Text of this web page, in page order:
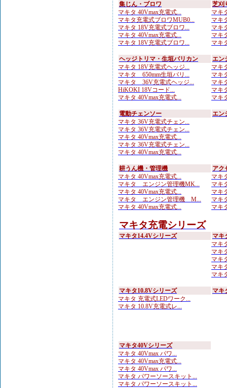
集じん・ブロワ
マキタ 40Vmax充電式...
マキタ充電式ブロワMUB0...
マキタ 18V充電式ブロワ...
マキタ 40Vmax充電式...
マキタ 18V充電式ブロワ...
芝刈
マキ
マキ
マキ
マキ
マキ
ヘッジトリマ・生垣バリカン
マキタ 18V充電式ヘッジ...
マキタ 650mm生垣バリ...
マキタ 36V充電式ヘッジ...
HiKOKI 18Vコード...
マキタ 40Vmax充電式...
エン
マキ
マキ
マキ
マキ
マキ
電動チェンソー
マキタ 36V充電式チェン...
マキタ 36V充電式チェン...
マキタ 40Vmax充電式...
マキタ 36V充電式チェン...
マキタ 40Vmax充電式...
エン
耕うん機・管理機
マキタ 40Vmax充電式...
マキタ エンジン管理機MK...
マキタ 40Vmax充電式...
マキタ エンジン管理機 M...
マキタ 40Vmax充電式...
アク
マキ
マキ
マキ
マキ
マキ
マキタ充電シリーズ
マキタ14.4Vシリーズ
マキ
マキ
マキ
マキ
マキ
マキ
マキタ10.8Vシリーズ
マキタ 充電式LEDワーク...
マキタ 10.8V充電式レ...
マキ
マキタ40Vシリーズ
マキタ 40Vmax パワ...
マキタ 40Vmax充電式...
マキタ 40Vmax パワ...
マキタ パワーソースキット...
マキタ パワーソースキット...